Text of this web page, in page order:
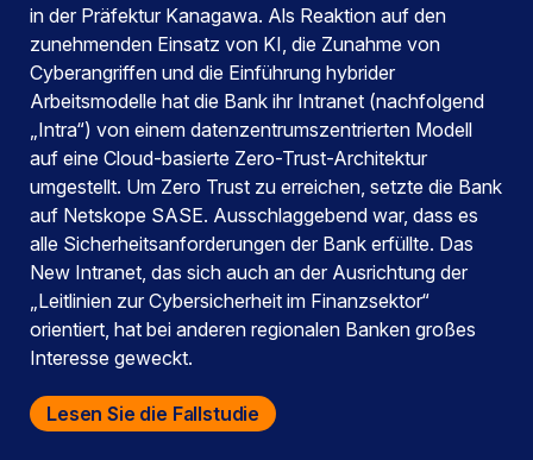
in der Präfektur Kanagawa. Als Reaktion auf den
zunehmenden Einsatz von KI, die Zunahme von
Cyberangriffen und die Einführung hybrider
Arbeitsmodelle hat die Bank ihr Intranet (nachfolgend
„Intra“) von einem datenzentrumszentrierten Modell
auf eine Cloud-basierte Zero-Trust-Architektur
umgestellt. Um Zero Trust zu erreichen, setzte die Bank
auf Netskope SASE. Ausschlaggebend war, dass es
alle Sicherheitsanforderungen der Bank erfüllte. Das
New Intranet, das sich auch an der Ausrichtung der
„Leitlinien zur Cybersicherheit im Finanzsektor“
orientiert, hat bei anderen regionalen Banken großes
Interesse geweckt.
Lesen Sie die Fallstudie